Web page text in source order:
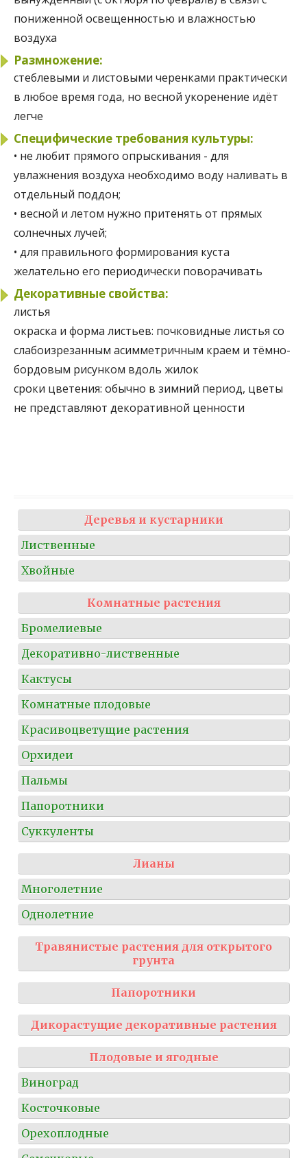
пониженной освещенностью и влажностью
воздуха
Размножение:
стеблевыми и листовыми черенками практически
в любое время года, но весной укоренение идёт
легче
Специфические требования культуры:
• не любит прямого опрыскивания - для
увлажнения воздуха необходимо воду наливать в
отдельный поддон;
• весной и летом нужно притенять от прямых
солнечных лучей;
• для правильного формирования куста
желательно его периодически поворачивать
Декоративные свойства:
листья
окраска и форма листьев: почковидные листья со
слабоизрезанным асимметричным краем и тёмно-
бордовым рисунком вдоль жилок
сроки цветения: обычно в зимний период, цветы
не представляют декоративной ценности
Деревья и кустарники
Лиственные
Хвойные
Комнатные растения
Бромелиевые
Декоративно-лиственные
Кактусы
Комнатные плодовые
Красивоцветущие растения
Орхидеи
Пальмы
Папоротники
Суккуленты
Лианы
Многолетние
Однолетние
Травянистые растения для открытого
грунта
Папоротники
Дикорастущие декоративные растения
Плодовые и ягодные
Виноград
Косточковые
Орехоплодные